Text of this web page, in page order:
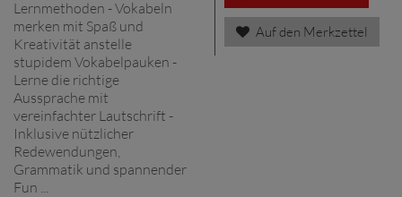
Lernmethoden - Vokabeln
merken mit Spaß und
Kreativität anstelle
stupidem Vokabelpauken -
Lerne die richtige
Aussprache mit
vereinfachter Lautschrift -
Inklusive nützlicher
Redewendungen,
Grammatik und spannender
Fun ...
Auf den Merkzettel